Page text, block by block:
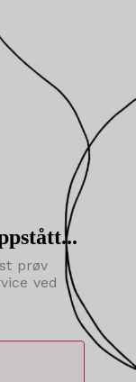
prøv
ved